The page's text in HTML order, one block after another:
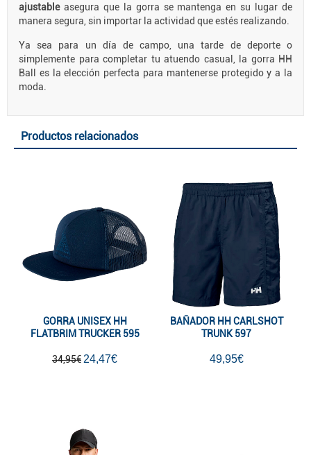
ajustableasegura que la gorra se mantenga en su lugar de
manera segura, sin importar la actividad que estés realizando.
Ya sea para un día de campo, una tarde de deporte o
simplemente para completar tu atuendo casual, la gorra HH
Ball es la elección perfecta para mantenerse protegido y a la
moda.
Productos relacionados
GORRA UNISEX HH
FLATBRIM TRUCKER 595
34,95€ 24,47€
BAÑADOR HH CARLSHOT
TRUNK 597
49,95€